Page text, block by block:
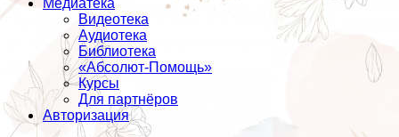
Медиатека
Видеотека
Аудиотека
Библиотека
«Абсолют-Помощь»
Курсы
Для партнёров
Авторизация